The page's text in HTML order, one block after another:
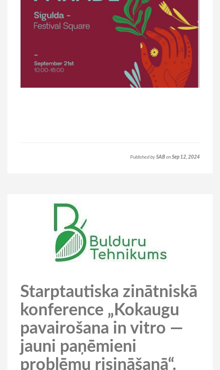
Published by SAB on Sep 12, 2024
Starptautiska zinātniskā
konference „Kokaugu
pavairošana in vitro —
jauni paņēmieni
problēmu risināšanā“.